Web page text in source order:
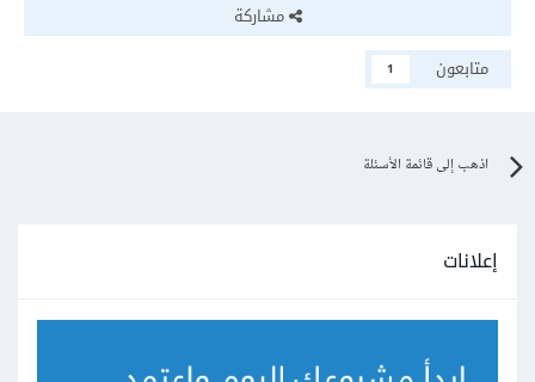
مشاركة
متابعون
1
اذهب إلى قائمة الأسئلة
إعلانات